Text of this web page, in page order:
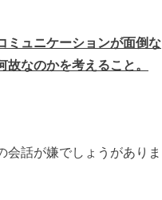
ミュニケーションが面倒な
なのかを考えること。
話が嫌でしょうがありま